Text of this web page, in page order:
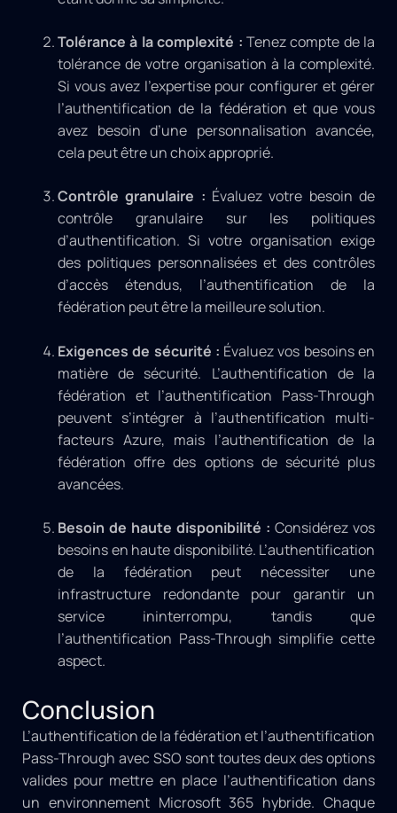
Tolérance à la complexité : Tenez compte de la
tolérance de votre organisation à la complexité.
Si vous avez l’expertise pour configurer et gérer
l’authentification de la fédération et que vous
avez besoin d’une personnalisation avancée,
cela peut être un choix approprié.
Contrôle granulaire : Évaluez votre besoin de
contrôle granulaire sur les politiques
d’authentification. Si votre organisation exige
des politiques personnalisées et des contrôles
d’accès étendus, l’authentification de la
fédération peut être la meilleure solution.
Exigences de sécurité : Évaluez vos besoins en
matière de sécurité. L’authentification de la
fédération et l’authentification Pass-Through
peuvent s’intégrer à l’authentification multi-
facteurs Azure, mais l’authentification de la
fédération offre des options de sécurité plus
avancées.
Besoin de haute disponibilité : Considérez vos
besoins en haute disponibilité. L’authentification
de la fédération peut nécessiter une
infrastructure redondante pour garantir un
service ininterrompu, tandis que
l’authentification Pass-Through simplifie cette
aspect.
Conclusion
L’authentification de la fédération et l’authentification
Pass-Through avec SSO sont toutes deux des options
valides pour mettre en place l’authentification dans
un environnement Microsoft 365 hybride. Chaque